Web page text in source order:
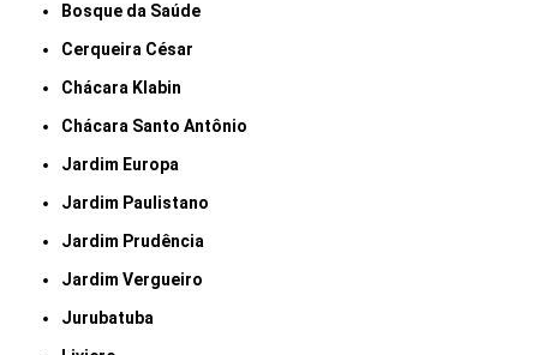
Bosque da Saúde
Cerqueira César
Chácara Klabin
Chácara Santo Antônio
Jardim Europa
Jardim Paulistano
Jardim Prudência
Jardim Vergueiro
Jurubatuba